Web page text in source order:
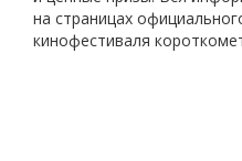
на страницах
кинофестиваля